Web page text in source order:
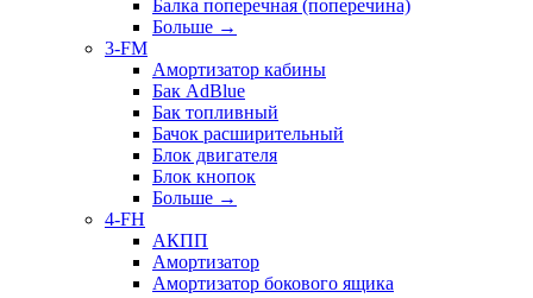
Балка поперечная (поперечина)
Больше →
3-FM
Амортизатор кабины
Бак AdBlue
Бак топливный
Бачок расширительный
Блок двигателя
Блок кнопок
Больше →
4-FH
АКПП
Амортизатор
Амортизатор бокового ящика